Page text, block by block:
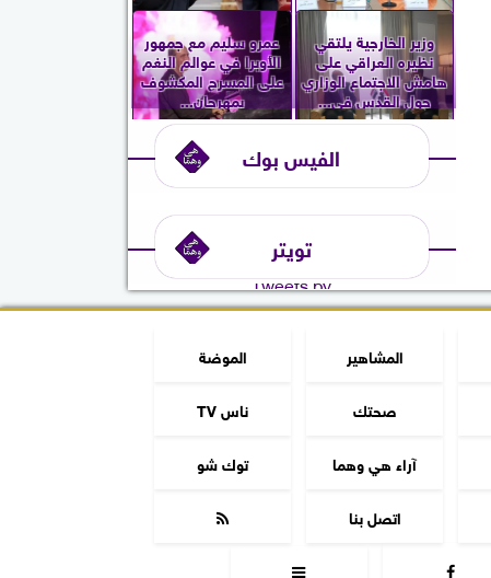
وزير الخارجية يلتقي
نظيره العراقي على
هامش الاجتماع الوزاري
حول القدس في...
عمرو سليم مع جمهور
الأوبرا في عوالم النغم
على المسرح المكشوف
بمهرجان...
الفيس بوك
تويتر
Tweets by
المشاهير
الموضة
صحتك
ناس TV
آراء هي وهما
توك شو
اتصل بنا


